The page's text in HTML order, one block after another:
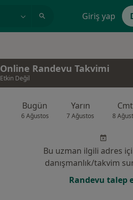
Giriş yap
Online Randevu Takvimi
Etkin Değil
Bugün
6 Ağustos
Yarın
7 Ağustos 8
Bu uzman ilgili adres
danışmanlık/takvim
Randevu talep